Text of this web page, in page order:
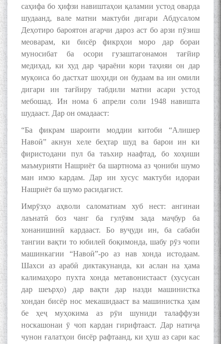
саҳифа бо ҳифзи навиштаҳои қаламии устод оварда
шудаанд, вале матни мактуби дигари Абдусалом
Деҳотиро бароятон агарчи дароз аст бо арзи пӯзиш
меоварам, ки бисёр фикрҳои моро дар бораи
муносибат ба осори гузаштагонамон тағйир
медиҳад, ки худ дар ҷараёни кори таҳияи он дар
муқоиса бо дастхат шоҳиди он будаам ва ин омили
дигари ин тағйиру табдили матни асари устод
мебошад. Ин нома 6 апрели соли 1948 навишта
шудааст. Дар он омадааст:
“Ба фикрам шароити моддии китоби “Алишер
Навоӣ” акнун хеле беҳтар шуд ва барои ин ки
фиристодани пул ба таъхир наафтад, бо хоҳиши
маъмурияти Нашриёт ба шартнома аз ҷониби шумо
ман имзо кардам. Дар ин хусус мактуби идораи
Нашриёт ба шумо расидагист.
Имрӯзҳо аҳволи саломатиам хуб нест: ангинаи
лаънатӣ боз чанг ба гулӯям зада маҷбур ба
хонанишинӣ кардааст. Бо вуҷуди ин, ба сабаби
тангии вақти то юбилей боқимонда, шабу рӯз чопи
машинкагии “Навоӣ”-ро аз нав хонда истодаам.
Шахси аз арабӣ диктакунанда, ки аслан на ҳама
калимаҳоро пухта хонда метавонистааст (хусусан
дар шеърҳо) дар вақти дар назди машинистка
хондан бисёр нос мекашидааст ва машинистка ҳам
бе ҳеҷ муҳокима аз рӯи шуниди талаффузи
носкашонаи ӯ чоп кардан гирифтааст. Дар натиҷа
чунон ғалатҳои бисёр рафтаанд, ки ҳуш аз сари кас